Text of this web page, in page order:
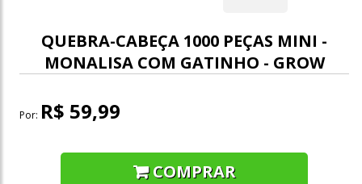
QUEBRA-CABEÇA 1000 PEÇAS MINI -
MONALISA COM GATINHO - GROW
Por: R$ 59,99
COMPRAR